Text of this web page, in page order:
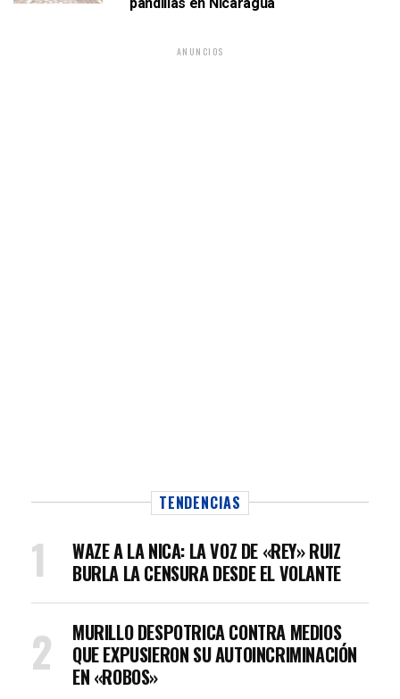
ANUNCIOS
TENDENCIAS
WAZE A LA NICA: LA VOZ DE «REY» RUIZ
BURLA LA CENSURA DESDE EL VOLANTE
MURILLO DESPOTRICA CONTRA MEDIOS
QUE EXPUSIERON SU AUTOINCRIMINACIÓN
EN «ROBOS»